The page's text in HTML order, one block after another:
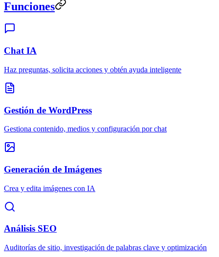
Funciones
Chat IA
Haz preguntas, solicita acciones y obtén ayuda inteligente
Gestión de WordPress
Gestiona contenido, medios y configuración por chat
Generación de Imágenes
Crea y edita imágenes con IA
Análisis SEO
Auditorías de sitio, investigación de palabras clave y optimización